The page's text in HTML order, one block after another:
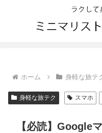
ホーム 身軽な旅テ
身軽な旅テク スマホ
【必読】Google